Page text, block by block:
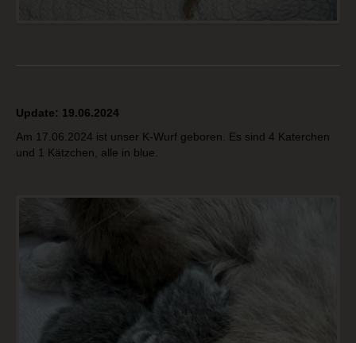
Update: 19.06.2024
Am 17.06.2024 ist unser K-Wurf geboren. Es sind 4 Katerchen
und 1 Kätzchen, alle in blue.